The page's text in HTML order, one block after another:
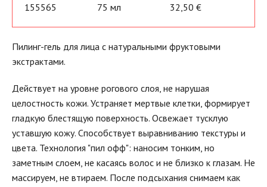
155565
75 мл
32,50 €
Пилинг-гель для лица с натуральными фруктовыми
экстрактами.
Действует на уровне рогового слоя, не нарушая
целостность кожи. Устраняет мертвые клетки, формирует
гладкую блестящую поверхность. Освежает тусклую
уставшую кожу. Способствует выравниванию текстуры и
цвета. Технология "пил офф": наносим тонким, но
заметным слоем, не касаясь волос и не близко к глазам. Не
массируем, не втираем. После подсыхания снимаем как